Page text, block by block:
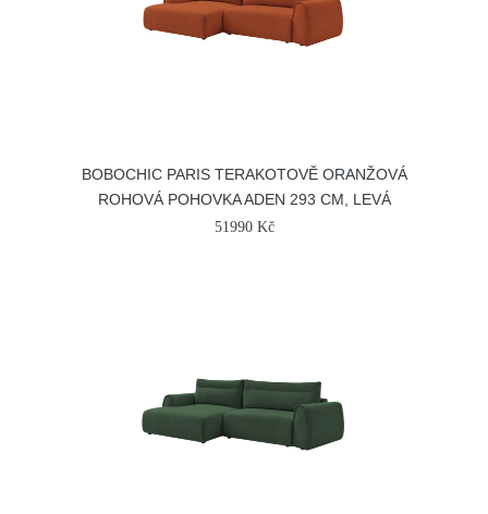
BOBOCHIC PARIS TERAKOTOVĚ ORANŽOVÁ
ROHOVÁ POHOVKA ADEN 293 CM, LEVÁ
51990 Kč